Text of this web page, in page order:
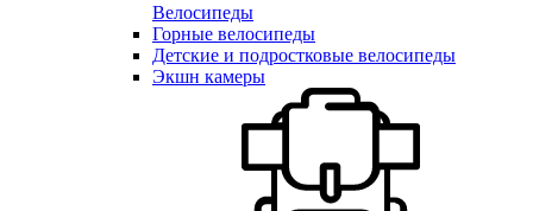
Велосипеды
Горные велосипеды
Детские и подростковые велосипеды
Экшн камеры